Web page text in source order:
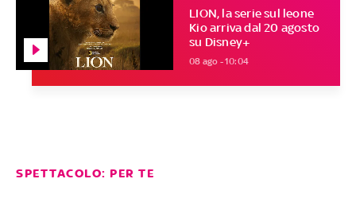
LION, la serie sul leone
Kio arriva dal 20 agosto
su Disney+
08 ago - 10:04
SPETTACOLO: PER TE